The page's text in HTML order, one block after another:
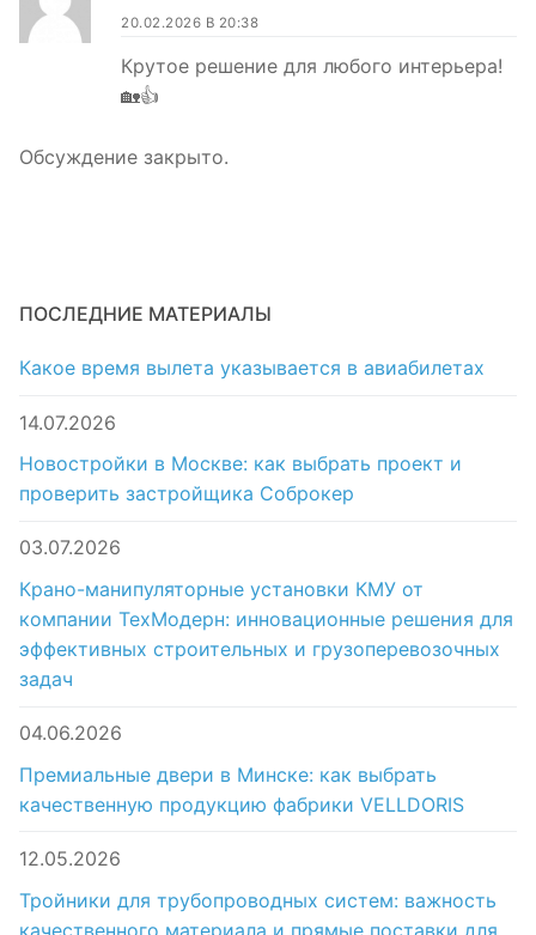
20.02.2026 В 20:38
Крутое решение для любого интерьера!
🏡👍
Обсуждение закрыто.
ПОСЛЕДНИЕ МАТЕРИАЛЫ
Какое время вылета указывается в авиабилетах
14.07.2026
Новостройки в Москве: как выбрать проект и
проверить застройщика Соброкер
03.07.2026
Крано-манипуляторные установки КМУ от
компании ТехМодерн: инновационные решения для
эффективных строительных и грузоперевозочных
задач
04.06.2026
Премиальные двери в Минске: как выбрать
качественную продукцию фабрики VELLDORIS
12.05.2026
Тройники для трубопроводных систем: важность
качественного материала и прямые поставки для